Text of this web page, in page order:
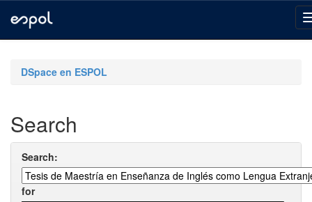
navigationDSpace en ESPOL
Search
Search:
for